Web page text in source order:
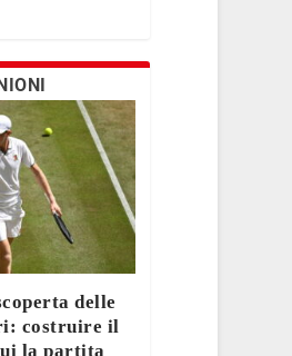
delle
costruire il
la partita